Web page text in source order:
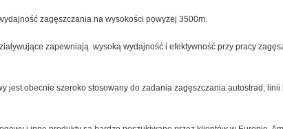
zagęszczania na wysokości powyżej 3500m.
zapewniają wysoką wydajność i efektywność przy pracy
jest obecnie szeroko stosowany do zadania zagęszczania autostrad,